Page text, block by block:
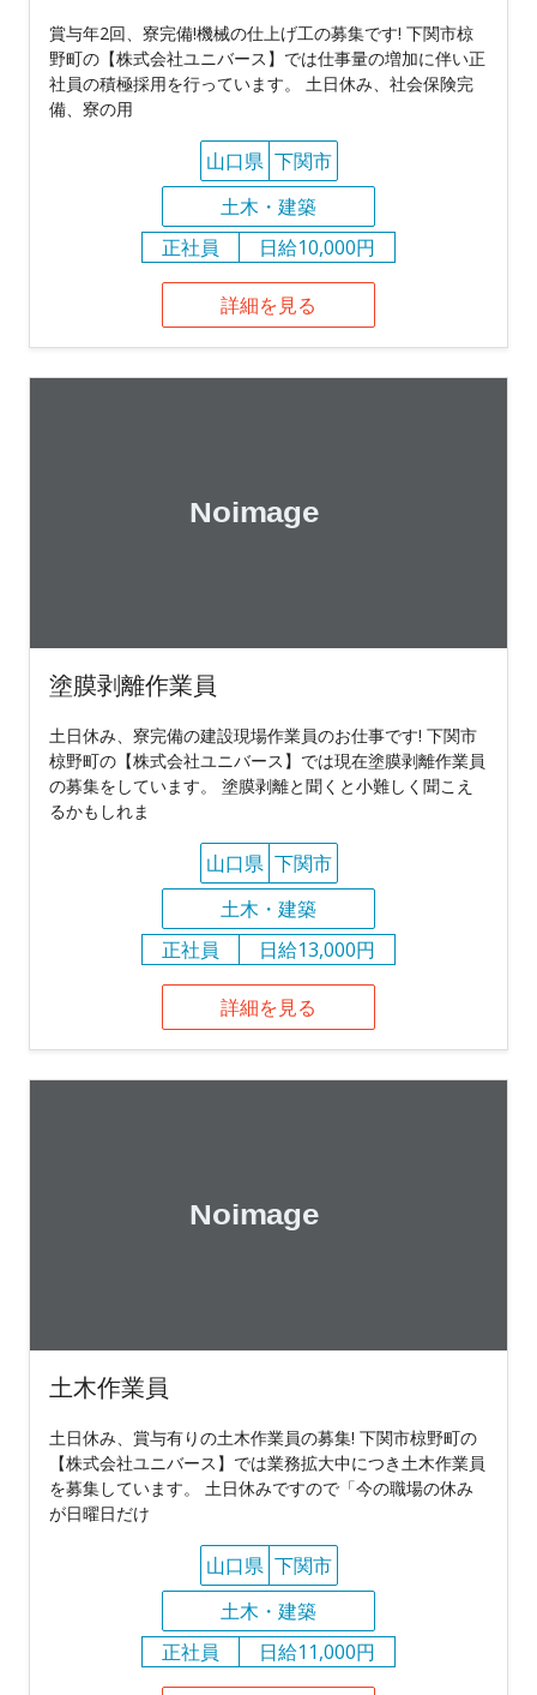
賞与年2回、寮完備!機械の仕上げ工の募集です! 下関市椋
野町の【株式会社ユニバース】では仕事量の増加に伴い正
社員の積極採用を行っています。 土日休み、社会保険完
備、寮の用
山口県 下関市
土木・建築
正社員
日給10,000円
詳細を見る
塗膜剥離作業員
土日休み、寮完備の建設現場作業員のお仕事です! 下関市
椋野町の【株式会社ユニバース】では現在塗膜剥離作業員
の募集をしています。 塗膜剥離と聞くと小難しく聞こえ
るかもしれま
山口県 下関市
土木・建築
正社員
日給13,000円
詳細を見る
土木作業員
土日休み、賞与有りの土木作業員の募集! 下関市椋野町の
【株式会社ユニバース】では業務拡大中につき土木作業員
を募集しています。 土日休みですので「今の職場の休み
が日曜日だけ
山口県 下関市
土木・建築
正社員
日給11,000円